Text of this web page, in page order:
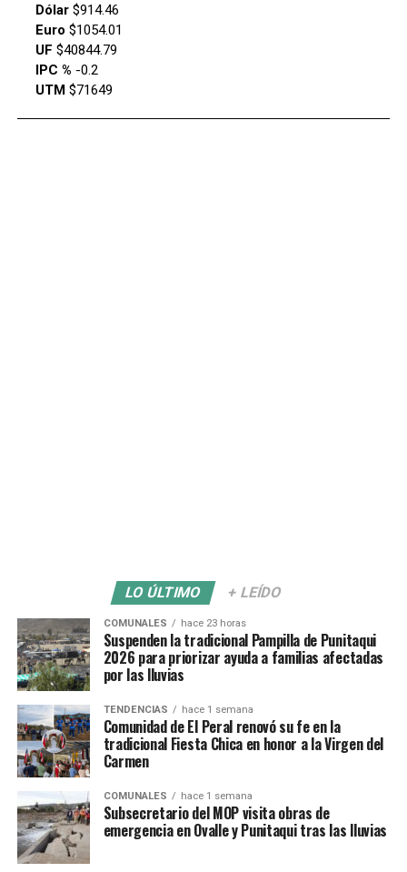
Dólar$914.46
Euro $1054.01
UF $40844.79
IPC % -0.2
UTM$71649
LO ÚLTIMO + LEÍDO
COMUNALES hace 23 horas
Suspenden la tradicional Pampilla de Punitaqui
2026 para priorizar ayuda a familias afectadas
por las lluvias
TENDENCIAS hace 1 semana
Comunidad de El Peral renovó su fe en la
tradicional Fiesta Chica en honor a la Virgen del
Carmen
COMUNALES hace 1 semana
Subsecretario del MOP visita obras de
emergencia en Ovalle y Punitaqui tras las lluvias